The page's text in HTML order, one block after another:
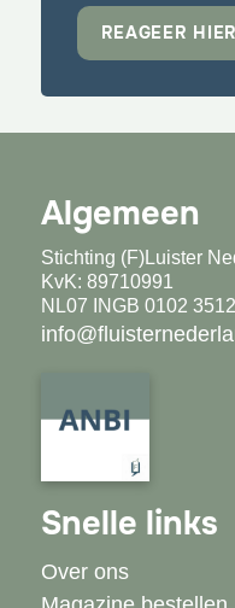
REAGEER HIER
Algemeen
Stichting (F)Luister
KvK: 89710991
NL07 INGB 0102
Snelle links
Over ons